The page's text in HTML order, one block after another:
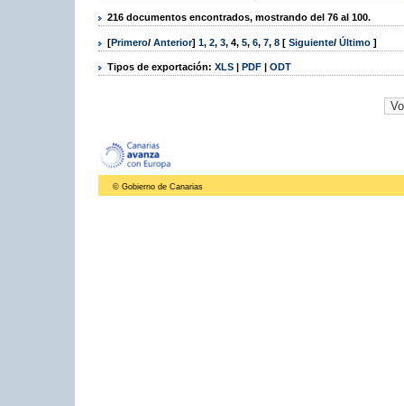
216 documentos encontrados, mostrando del 76 al 100.
[Primero/ Anterior] 1, 2, 3, 4, 5, 6, 7, 8 [ Siguiente/ Último ]
Tipos de exportación: XLS | PDF | ODT
© Gobierno de Canarias